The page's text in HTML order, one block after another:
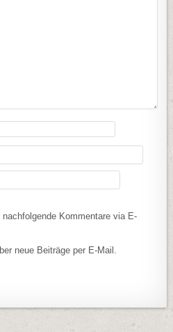
Kommentare via E-
neue Beiträge per E-Mail.